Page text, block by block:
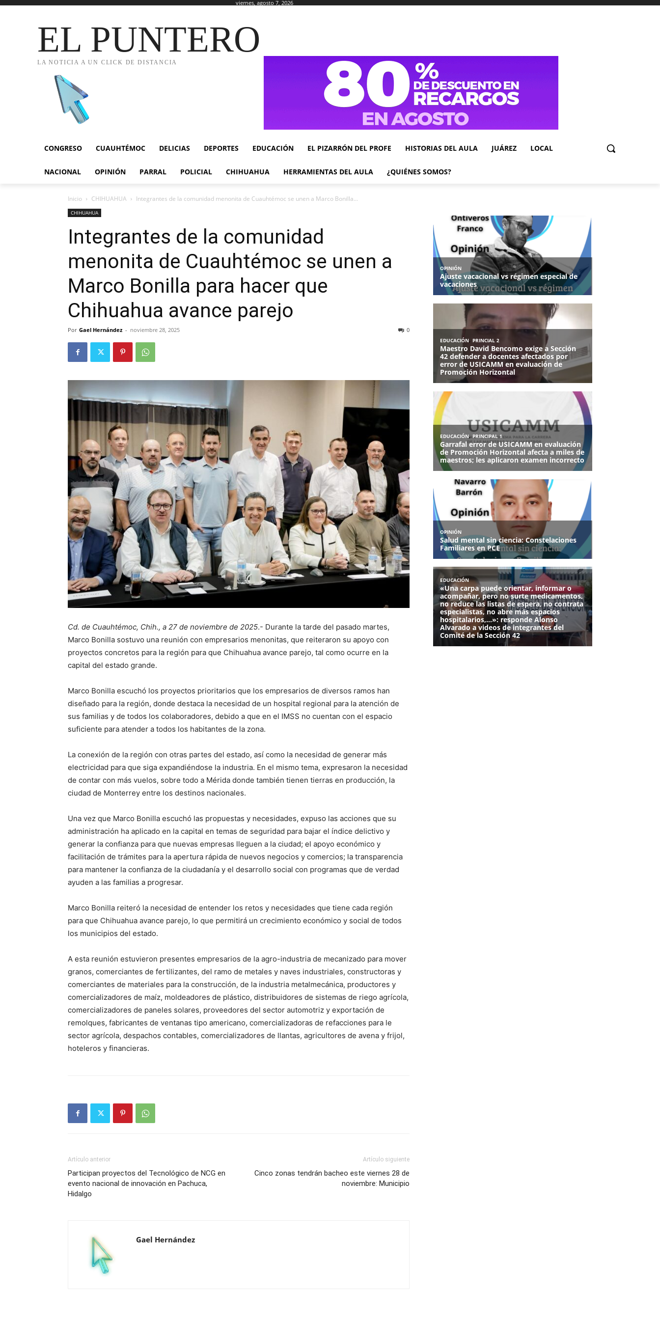
viernes, agosto 7, 2026
EL PUNTERO
LA NOTICIA A UN CLICK DE DISTANCIA
CONGRESO CUAUHTÉMOC DELICIAS DEPORTES EDUCACIÓN EL PIZARRÓN DEL PROFE HISTORIAS DEL AULA JUÁREZ LOCAL
NACIONAL OPINIÓN PARRAL POLICIAL CHIHUAHUA HERRAMIENTAS DEL AULA ¿QUIÉNES SOMOS?
Inicio CHIHUAHUA Integrantes de la comunidad menonita de Cuauhtémoc se unen a Marco Bonilla...
CHIHUAHUA
Integrantes de la comunidad
menonita de Cuauhtémoc se unen a
Marco Bonilla para hacer que
Chihuahua avance parejo
Por Gael Hernández - noviembre 28, 2025 0
Cd. de Cuauhtémoc, Chih., a 27 de noviembre de 2025.- Durante la tarde del pasado martes,
Marco Bonilla sostuvo una reunión con empresarios menonitas, que reiteraron su apoyo con
proyectos concretos para la región para que Chihuahua avance parejo, tal como ocurre en la
capital del estado grande.
Marco Bonilla escuchó los proyectos prioritarios que los empresarios de diversos ramos han
diseñado para la región, donde destaca la necesidad de un hospital regional para la atención de
sus familias y de todos los colaboradores, debido a que en el IMSS no cuentan con el espacio
suficiente para atender a todos los habitantes de la zona.
La conexión de la región con otras partes del estado, así como la necesidad de generar más
electricidad para que siga expandiéndose la industria. En el mismo tema, expresaron la necesidad
de contar con más vuelos, sobre todo a Mérida donde también tienen tierras en producción, la
ciudad de Monterrey entre los destinos nacionales.
Una vez que Marco Bonilla escuchó las propuestas y necesidades, expuso las acciones que su
administración ha aplicado en la capital en temas de seguridad para bajar el índice delictivo y
generar la confianza para que nuevas empresas lleguen a la ciudad; el apoyo económico y
facilitación de trámites para la apertura rápida de nuevos negocios y comercios; la transparencia
para mantener la confianza de la ciudadanía y el desarrollo social con programas que de verdad
ayuden a las familias a progresar.
Marco Bonilla reiteró la necesidad de entender los retos y necesidades que tiene cada región
para que Chihuahua avance parejo, lo que permitirá un crecimiento económico y social de todos
los municipios del estado.
A esta reunión estuvieron presentes empresarios de la agro-industria de mecanizado para mover
granos, comerciantes de fertilizantes, del ramo de metales y naves industriales, constructoras y
comerciantes de materiales para la construcción, de la industria metalmecánica, productores y
comercializadores de maíz, moldeadores de plástico, distribuidores de sistemas de riego agrícola,
comercializadores de paneles solares, proveedores del sector automotriz y exportación de
remolques, fabricantes de ventanas tipo americano, comercializadoras de refacciones para le
sector agrícola, despachos contables, comercializadores de llantas, agricultores de avena y frijol,
hoteleros y financieras.
Artículo anterior
Participan proyectos del Tecnológico de NCG en
evento nacional de innovación en Pachuca,
Hidalgo
Artículo siguiente
Cinco zonas tendrán bacheo este viernes 28 de
noviembre: Municipio
Gael Hernández